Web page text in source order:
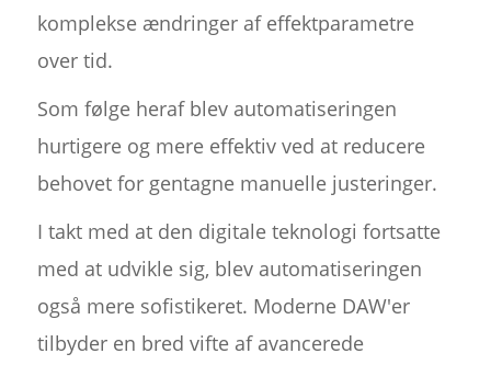
komplekse ændringer af effektparametre
over tid.
Som følge heraf blev automatiseringen
hurtigere og mere effektiv ved at reducere
behovet for gentagne manuelle justeringer.
I takt med at den digitale teknologi fortsatte
med at udvikle sig, blev automatiseringen
også mere sofistikeret. Moderne DAW'er
tilbyder en bred vifte af avancerede